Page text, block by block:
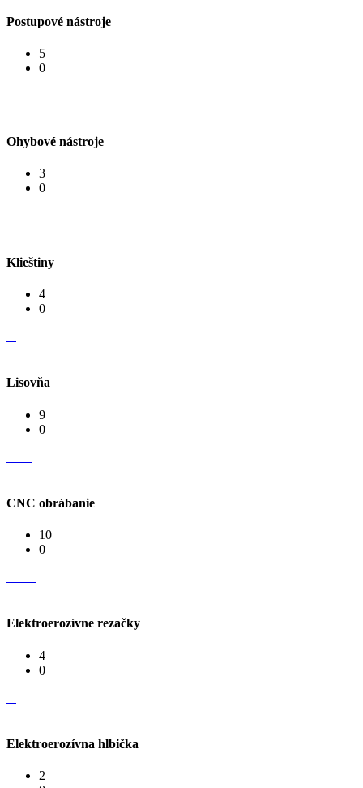
Postupové nástroje
5
0
Ohybové nástroje
3
0
Klieštiny
4
0
Lisovňa
9
0
CNC obrábanie
10
0
Elektroerozívne rezačky
4
0
Elektroerozívna hlbička
2